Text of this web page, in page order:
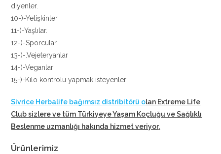
diyenler.
10-)-Yetişkinler
11-)-Yaşlılar.
12-)-Sporcular
13-)-.Vejeteryanlar
14-)-Veganlar
15-)-Kilo kontrolü yapmak isteyenler
Sivrice Herbalife bağımsız distribitörü olan Extreme Life
Club sizlere ve tüm Türkiyeye Yaşam Koçluğu ve Sağlıklı
Beslenme uzmanlığı hakında hizmet veriyor.
Ürünlerimiz